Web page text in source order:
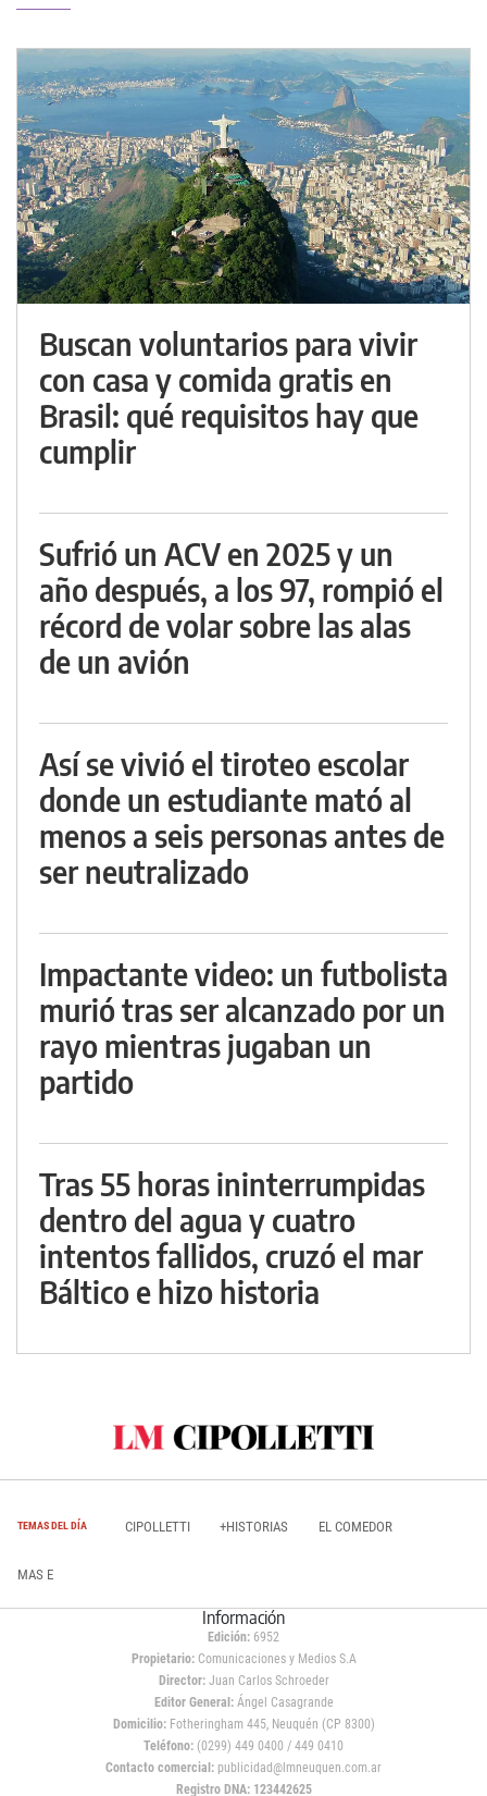
Buscan voluntarios para vivir
con casa y comida gratis en
Brasil: qué requisitos hay que
cumplir
Sufrió un ACV en 2025 y un
año después, a los 97, rompió el
récord de volar sobre las alas
de un avión
Así se vivió el tiroteo escolar
donde un estudiante mató al
menos a seis personas antes de
ser neutralizado
Impactante video: un futbolista
murió tras ser alcanzado por un
rayo mientras jugaban un
partido
Tras 55 horas ininterrumpidas
dentro del agua y cuatro
intentos fallidos, cruzó el mar
Báltico e hizo historia
TEMAS DEL DÍA CIPOLLETTI +HISTORIAS EL COMEDOR
MAS E
Información
Edición: 6952
Propietario:Comunicaciones y Medios S.A
Director: Juan Carlos Schroeder
Editor General:Ángel Casagrande
Domicilio:Fotheringham 445, Neuquén (CP 8300)
Teléfono: (0299) 449 0400 / 449 0410
Contacto comercial: publicidad@lmneuquen.com.ar
Registro DNA: 123442625